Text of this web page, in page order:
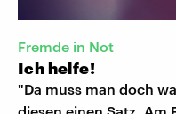
Fremde in Not
Ich helfe!
"Da muss man doch